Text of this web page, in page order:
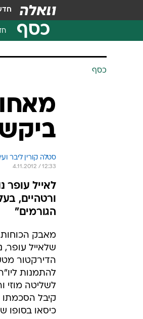
כסף
סטלה קורין ליבר
4.11.2012 / 12:33
לאייל עופר
ורטהיים,